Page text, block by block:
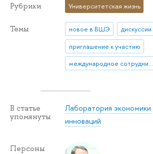
Рубрики Университетская жизнь
Темы новое в ВШЭ
дискуссии
приглашение к участию
международное сотрудничество
В статье
упомянуты
Лаборатория экономики
инноваций
Персоны